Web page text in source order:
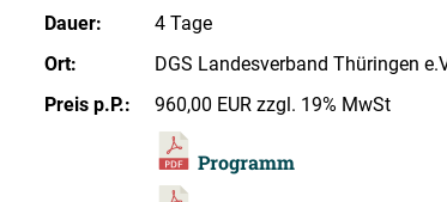
Dauer:
4 Tage
Ort:
DGS Landesverband Thüringen
Preis p.P.:
960,00 EUR zzgl. 19% MwSt
Programm